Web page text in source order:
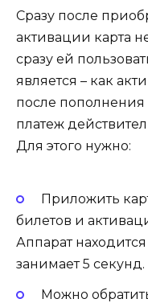
Сразу после
активации карта
сразу ей
является – как
после
платеж
Для этого нужно:
Приложить
билетов и
Аппарат
занимает 5 секунд.
Можно